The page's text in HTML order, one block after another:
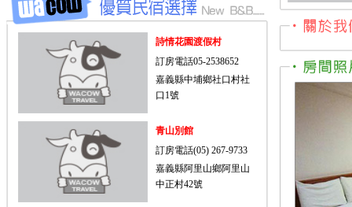
詩情花園渡假村
訂房電話05-2538652
嘉義縣中埔鄉社口村社
口1號
青山別館
訂房電話(05) 267-9733
嘉義縣阿里山鄉阿里山
中正村42號